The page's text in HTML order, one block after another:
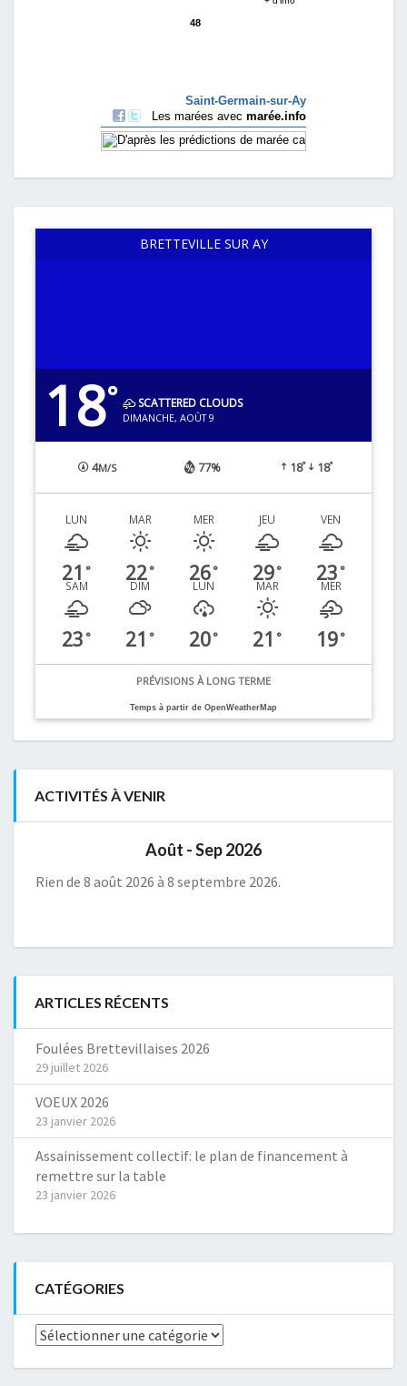
BRETTEVILLE SUR AY
18° SCATTERED CLOUDS
DIMANCHE, AOÛT 9
4M/S 77% 18° 18°
LUN
21 °
MAR
22°
MER
26°
JEU
29°
VEN
23 °
SAM
23 °
DIM
21 °
LUN
20°
MAR
21 °
MER
19°
PRÉVISIONS À LONG TERME
Temps à partir de OpenWeatherMap
ACTIVITÉS À VENIR
Août - Sep 2026
Rien de 8 août 2026 à 8 septembre 2026.
ARTICLES RÉCENTS
Foulées Brettevillaises 2026
29 juillet 2026
VOEUX 2026
23 janvier 2026
Assainissement collectif: le plan de financement à
remettre sur la table
23 janvier 2026
CATÉGORIES
Catégories